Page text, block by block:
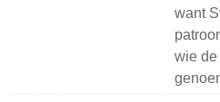
want
wie de